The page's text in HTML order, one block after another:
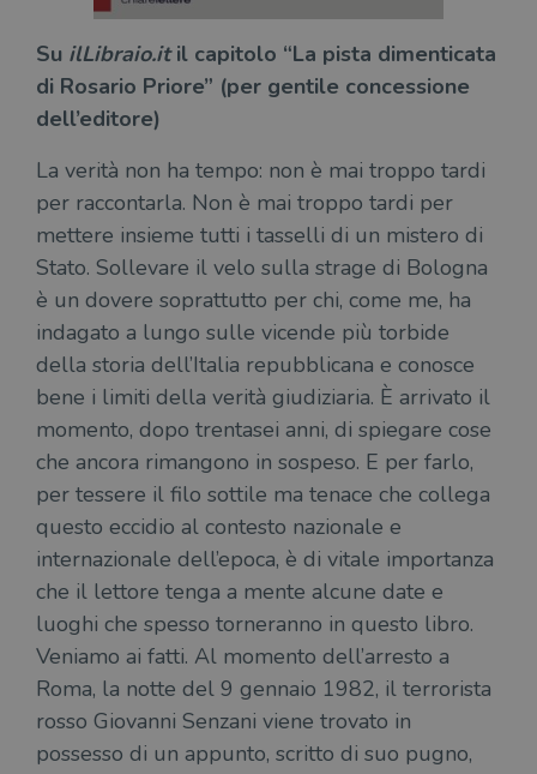
Su ilLibraio.itil capitolo “La pista dimenticata
di Rosario Priore” (per gentile concessione
dell’editore)
La verità non ha tempo: non è mai troppo tardi
per raccontarla. Non è mai troppo tardi per
mettere insieme tutti i tasselli di un mistero di
Stato. Sollevare il velo sulla strage di Bologna
è un dovere soprattutto per chi, come me, ha
indagato a lungo sulle vicende più torbide
della storia dell’Italia repubblicana e conosce
bene i limiti della verità giudiziaria. È arrivato il
momento, dopo trentasei anni, di spiegare cose
che ancora rimangono in sospeso. E per farlo,
per tessere il filo sottile ma tenace che collega
questo eccidio al contesto nazionale e
internazionale dell’epoca, è di vitale importanza
che il lettore tenga a mente alcune date e
luoghi che spesso torneranno in questo libro.
Veniamo ai fatti. Al momento dell’arresto a
Roma, la notte del 9 gennaio 1982, il terrorista
rosso Giovanni Senzani viene trovato in
possesso di un appunto, scritto di suo pugno,